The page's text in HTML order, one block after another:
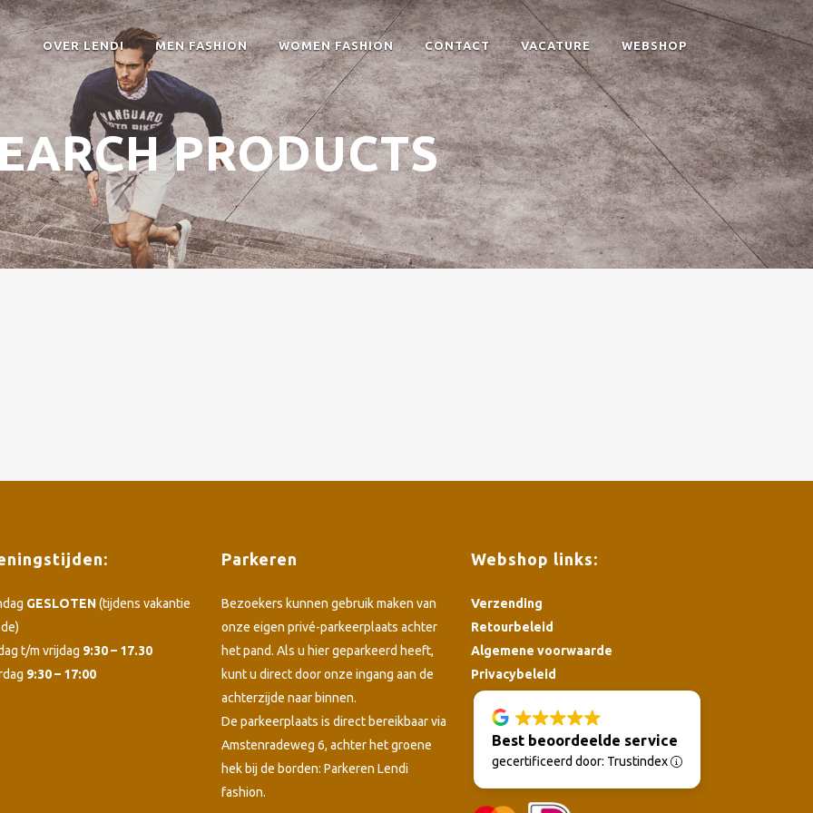
OVER LENDI MEN FASHION WOMEN FASHION CONTACT VACATURE WEBSHOP
PRODUCTS
GESLOTEN(tijdens vakantie
t/m vrijdag 9:30 – 17.30
9:30 – 17:00
Parkeren
Bezoekers kunnen gebruik maken van
onze eigen privé-parkeerplaats achter
het pand. Als u hier geparkeerd heeft,
kunt u direct door onze ingang aan de
achterzijde naar binnen.
De parkeerplaats is direct bereikbaar via
Amstenradeweg 6, achter het groene
hek bij de borden: Parkeren Lendi
fashion.
Webshop links:
Verzending
Retourbeleid
Algemene voorwaarde
Privacybeleid
Best beoordeelde service
gecertificeerd door: Trustindex